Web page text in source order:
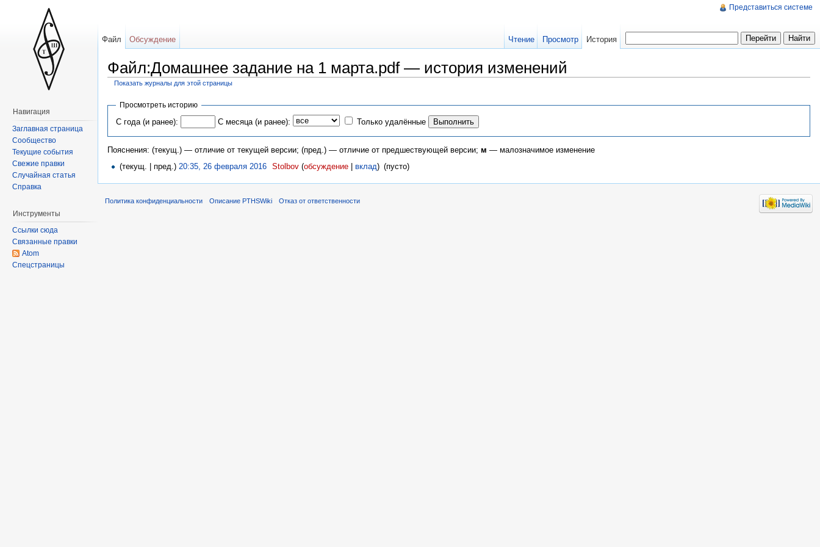
Файл:Домашнее задание на 1 марта.pdf — история изменений
Показать журналы для этой страницы
Просмотреть историю
С года (и ранее): С месяца (и ранее): Только удалённые
Пояснения: (текущ.) — отличие от текущей версии; (пред.) — отличие от предшествующей версии; м — малозначимое изменение
(текущ. | пред.) 20:35, 26 февраля 2016 Stolbov (обсуждение |вклад) (пусто)
Представиться системе
Файл Обсуждение Чтение Просмотр История
Навигация
Заглавная страница
Сообщество
Текущие события
Свежие правки
Случайная статья
Справка
Инструменты
Ссылки сюда
Связанные правки
Atom
Спецстраницы
Политика конфиденциальности Описание PTHSWiki Отказ от ответственности